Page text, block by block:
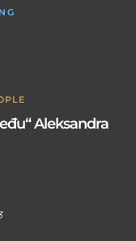
Aleksandra